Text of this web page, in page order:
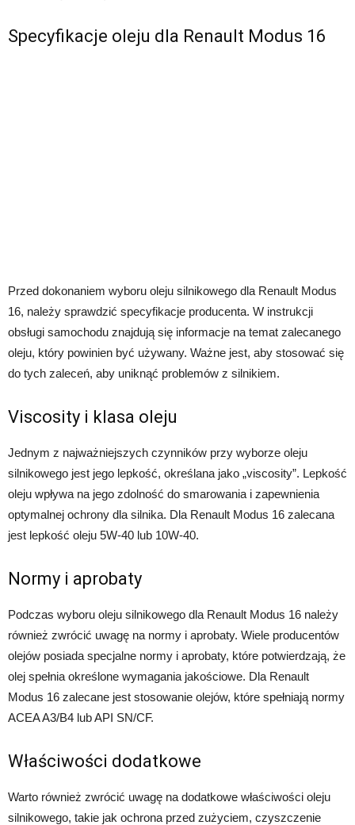
Specyfikacje oleju dla Renault Modus 16
Przed dokonaniem wyboru oleju silnikowego dla Renault Modus
16, należy sprawdzić specyfikacje producenta. W instrukcji
obsługi samochodu znajdują się informacje na temat zalecanego
oleju, który powinien być używany. Ważne jest, aby stosować się
do tych zaleceń, aby uniknąć problemów z silnikiem.
Viscosity i klasa oleju
Jednym z najważniejszych czynników przy wyborze oleju
silnikowego jest jego lepkość, określana jako „viscosity”. Lepkość
oleju wpływa na jego zdolność do smarowania i zapewnienia
optymalnej ochrony dla silnika. Dla Renault Modus 16 zalecana
jest lepkość oleju 5W-40 lub 10W-40.
Normy i aprobaty
Podczas wyboru oleju silnikowego dla Renault Modus 16 należy
również zwrócić uwagę na normy i aprobaty. Wiele producentów
olejów posiada specjalne normy i aprobaty, które potwierdzają, że
olej spełnia określone wymagania jakościowe. Dla Renault
Modus 16 zalecane jest stosowanie olejów, które spełniają normy
ACEA A3/B4 lub API SN/CF.
Właściwości dodatkowe
Warto również zwrócić uwagę na dodatkowe właściwości oleju
silnikowego, takie jak ochrona przed zużyciem, czyszczenie